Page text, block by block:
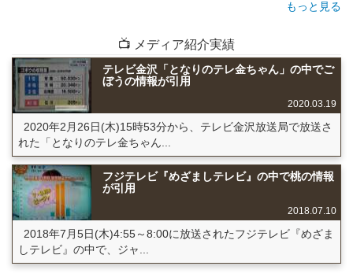
もっと見る
📺 メディア紹介実績
テレビ金沢「となりのテレ金ちゃん」の中でご
ぼうの情報が引用
2020.03.19
2020年2月26日(木)15時53分から、テレビ金沢放送局で放送さ
れた「となりのテレ金ちゃん...
フジテレビ『めざましテレビ』の中で桃の情報
が引用
2018.07.10
2018年7月5日(木)4:55～8:00に放送されたフジテレビ『めざま
しテレビ』の中で、ジャ...